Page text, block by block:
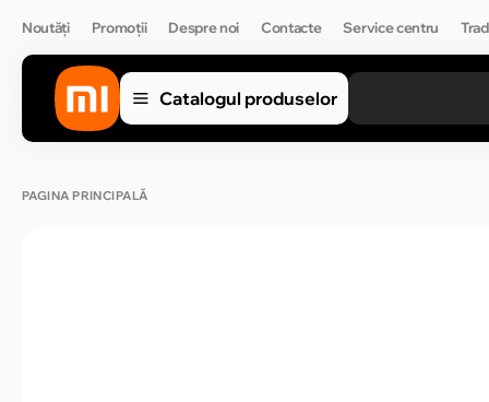
Noutăți Promoții Despre noi Contacte Service centru
Catalogul produselor
PAGINA PRINCIPALĂ